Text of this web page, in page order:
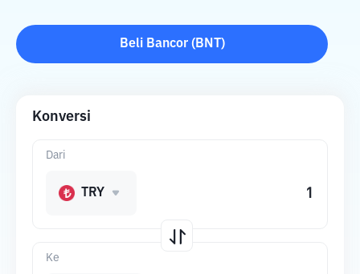
Beli Bancor( BNT )
Konversi
Ke
Dari
TRY